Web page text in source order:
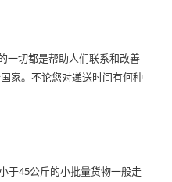
一切都是帮助人们联系和改善
家。不论您对递送时间有何种
于45公斤的小批量货物一般走